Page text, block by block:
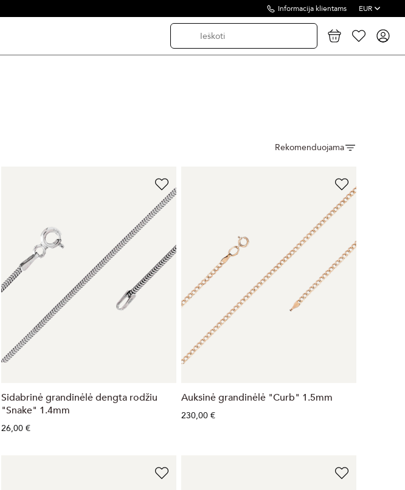
Informacija klientams EUR
Rekomenduojama
Sidabrinė grandinėlė dengta rodžiu
"Snake" 1.4mm
26,00 €
Auksinė grandinėlė "Curb" 1.5mm
230,00 €